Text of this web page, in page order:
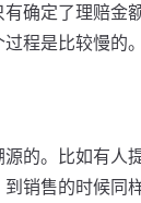
确定了理赔金
程是比较慢的。
的。比如有人
销售的时候同